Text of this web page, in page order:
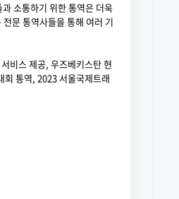
소통하기 위한 통역은 더욱
문 통역사들을 통해 여러 기
비스 제공, 우즈베키스탄 현
회 통역, 2023 서울국제트래